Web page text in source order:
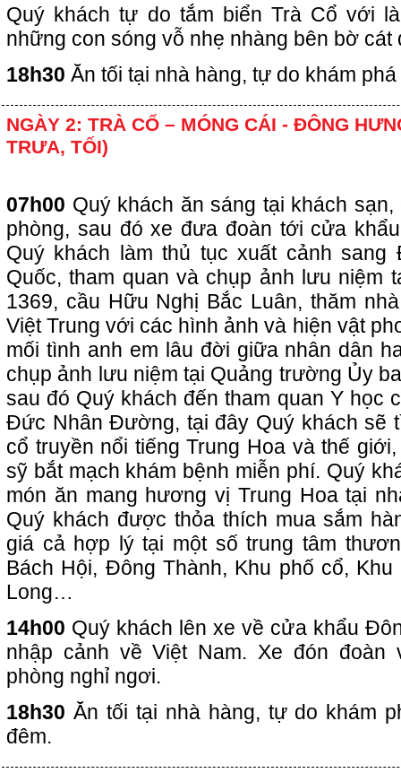
Quý khách tự do tắm biển Trà Cổ với
những con sóng vỗ nhẹ nhàng bên bờ cát
18h30 Ăn tối tại nhà hàng, tự do khám
NGÀY 2: TRÀ CỔ – MÓNG CÁI - ĐÔNG
TRƯA, TỐI)
07h00 Quý khách ăn sáng tại khách
phòng, sau đó xe đưa đoàn tới cửa
Quý khách làm thủ tục xuất cảnh sang
Quốc, tham quan và chụp ảnh lưu niệm
1369, cầu Hữu Nghị Bắc Luân, thăm
Việt Trung với các hình ảnh và hiện vật
mối tình anh em lâu đời giữa nhân dân
chụp ảnh lưu niệm tại Quảng trường Ủy
sau đó Quý khách đến tham quan Y học
Đức Nhân Đường, tại đây Quý khách sẽ
cổ truyền nổi tiếng Trung Hoa và thế
sỹ bắt mạch khám bệnh miễn phí. Quý
món ăn mang hương vị Trung Hoa tại
Quý khách được thỏa thích mua sắm
giá cả hợp lý tại một số trung tâm
Bách Hội, Đông Thành, Khu phố cổ,
Long…
14h00 Quý khách lên xe về cửa khẩu
nhập cảnh về Việt Nam. Xe đón đoàn
phòng nghỉ ngơi.
18h30 Ăn tối tại nhà hàng, tự do khám
đêm.